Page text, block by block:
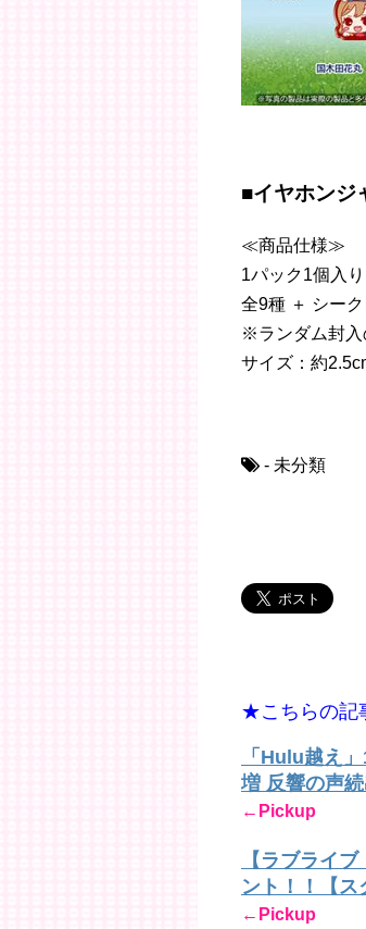
■イヤホンジ
≪商品仕様≫
1パック1個入
全9種 ＋ シー
※ランダム封入
サイズ：約
- 未分類
★こちらの記
「Hulu越え
増 反響の声続
←Pickup
【ラブライ
ント！！【ス
←Pickup